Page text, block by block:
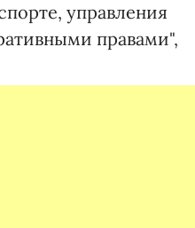
управления
правами",